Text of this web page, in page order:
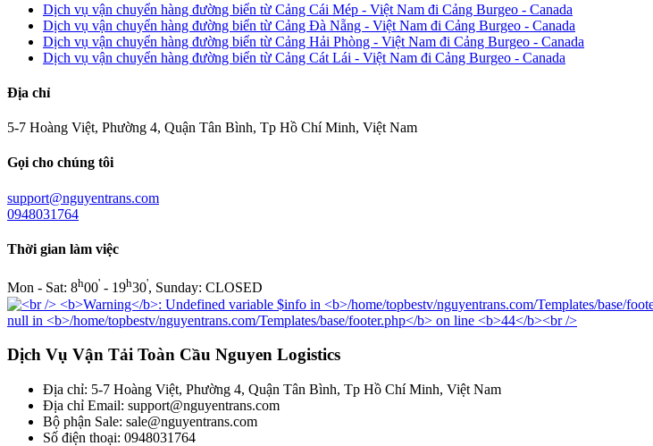
Dịch vụ vận chuyển hàng đường biển từ Cảng Cái Mép - Việt Nam đi Cảng Burgeo - Canada
Dịch vụ vận chuyển hàng đường biển từ Cảng Đà Nẵng - Việt Nam đi Cảng Burgeo - Canada
Dịch vụ vận chuyển hàng đường biển từ Cảng Hải Phòng - Việt Nam đi Cảng Burgeo - Canada
Dịch vụ vận chuyển hàng đường biển từ Cảng Cát Lái - Việt Nam đi Cảng Burgeo - Canada
Địa chỉ
5-7 Hoàng Việt, Phường 4, Quận Tân Bình, Tp Hồ Chí Minh, Việt Nam
Gọi cho chúng tôi
support@nguyentrans.com
0948031764
Thời gian làm việc
Mon - Sat: 8h00' - 19h30', Sunday: CLOSED
Dịch Vụ Vận Tải Toàn Cầu Nguyen Logistics
Địa chỉ: 5-7 Hoàng Việt, Phường 4, Quận Tân Bình, Tp Hồ Chí Minh, Việt Nam
Địa chỉ Email: support@nguyentrans.com
Bộ phận Sale: sale@nguyentrans.com
Số điện thoại: 0948031764